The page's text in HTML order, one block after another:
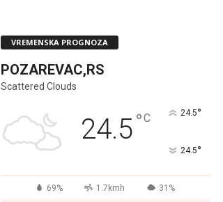
VREMENSKA PROGNOZA
POZAREVAC,RS
Scattered Clouds
24.5°C 24.5°
24.5°
69% 1.7kmh 31%